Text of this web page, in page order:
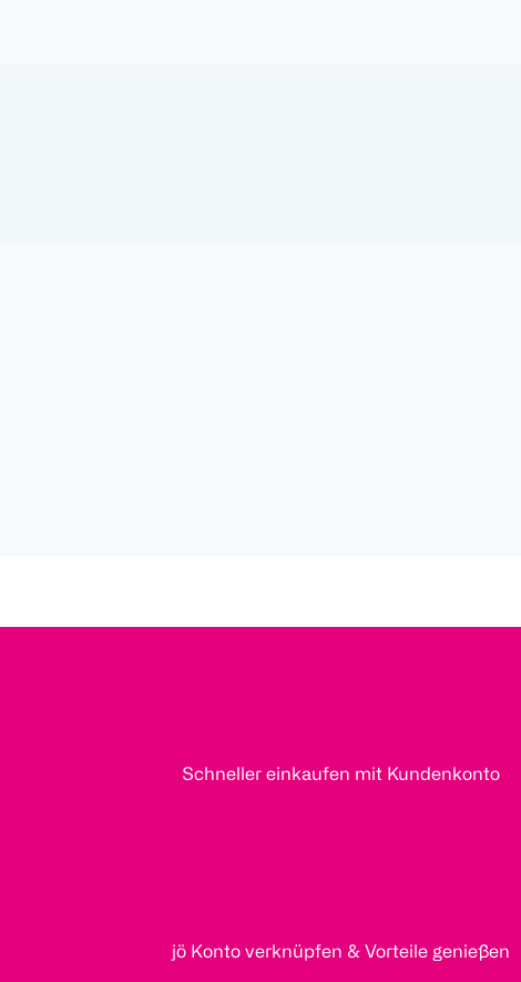
Schneller einkaufen mit Kundenkonto
jö Konto verknüpfen & Vorteile genießen